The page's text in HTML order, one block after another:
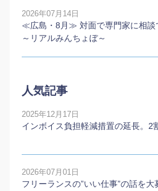
2026年07月14日
≪広島・8月≫ 対面で専門家に相談
～リアルみんちょぼ～
人気記事
2025年12月17日
インボイス負担軽減措置の延長。2
2026年07月01日
フリーランスの”いい仕事”の話を